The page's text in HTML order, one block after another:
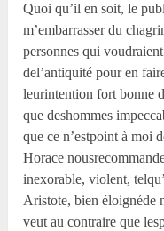
Quoi qu’il en soit, le
m’embarrasser du
personnes qui
del’antiquité pour en
leurintention fort bonne
que deshommes
que ce n’estpoint à moi
Horace
inexorable, violent,
Aristote, bien éloignéde
veut au contraire que